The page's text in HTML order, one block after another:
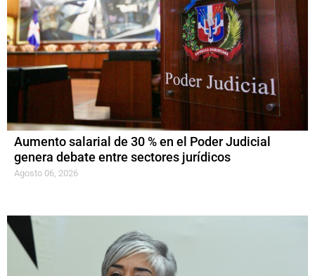
Aumento salarial de 30 % en el Poder Judicial
genera debate entre sectores jurídicos
Agosto 06, 2026